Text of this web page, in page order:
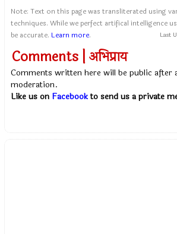
Note: Text on this page was transliterated using
techniques. While we perfect artifical intelligence
be accurate. Learn more. Last
Comments | अभिप्राय
Comments written here will be public after
moderation.
Like us on Facebookto send us a private